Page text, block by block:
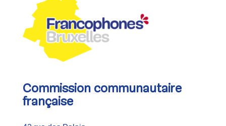
Commission communautaire
française